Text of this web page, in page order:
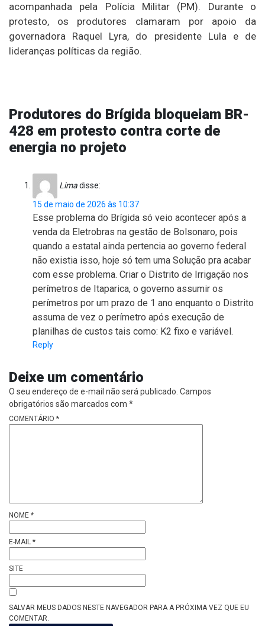
acompanhada pela Polícia Militar (PM). Durante o
protesto, os produtores clamaram por apoio da
governadora Raquel Lyra, do presidente Lula e de
lideranças políticas da região.
Produtores do Brígida bloqueiam BR-
428 em protesto contra corte de
energia no projeto
Limadisse:
15 de maio de 2026 às 10:37
Esse problema do Brígida só veio acontecer após a
venda da Eletrobras na gestão de Bolsonaro, pois
quando a estatal ainda pertencia ao governo federal
não existia isso, hoje só tem uma Solução pra acabar
com esse problema. Criar o Distrito de Irrigação nos
perímetros de Itaparica, o governo assumir os
perímetros por um prazo de 1 ano enquanto o Distrito
assuma de vez o perímetro após execução de
planilhas de custos tais como: K2 fixo e variável.
Reply
Deixe um comentário
O seu endereço de e-mail não será publicado. Campos
obrigatórios são marcados com *
COMENTÁRIO *
NOME *
E-MAIL *
SITE
SALVAR MEUS DADOS NESTE NAVEGADOR PARA A PRÓXIMA VEZ QUE EU
COMENTAR.